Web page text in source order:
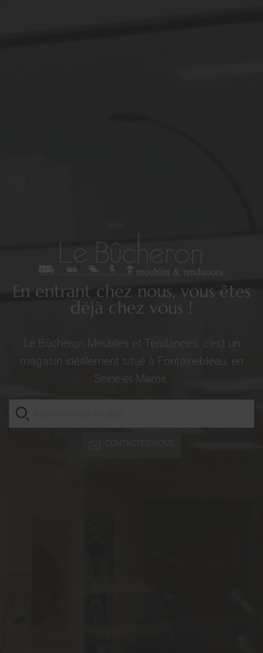
En entrant chez nous, vous êtes
déjà chez vous !
Le Bûcheron Meubles et Tendances, c’est un
magasin idéalement situé à Fontainebleau, en
Seine-et-Marne.
CONTACTEZ-NOUS